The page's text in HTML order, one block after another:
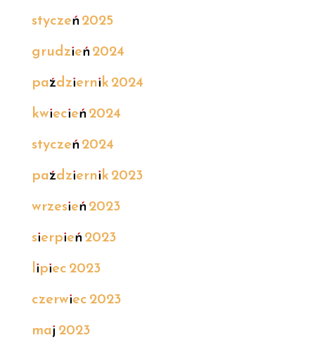
styczeń 2025
grudzień 2024
październik 2024
kwiecień 2024
styczeń 2024
październik 2023
wrzesień 2023
sierpień 2023
lipiec 2023
czerwiec 2023
maj 2023